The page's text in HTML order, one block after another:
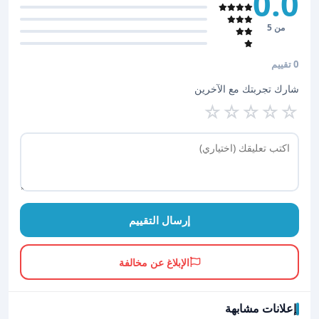
من 5
0 تقييم
شارك تجربتك مع الآخرين
☆
☆
☆
☆
☆
إرسال التقييم
الإبلاغ عن مخالفة
إعلانات مشابهة